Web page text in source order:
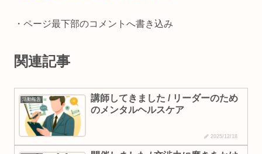
・ページ最下部のコメントへ書き込み
関連記事
活動報告
講師してきました / リーダーのため
のメンタルヘルスケア
2025/12/18